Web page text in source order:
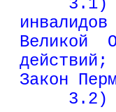
3.1)
Великой
Закон
3.2)